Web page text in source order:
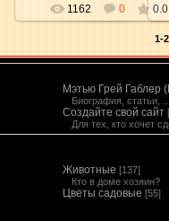
1162 0 0.0
1-
Мэтью Грей Габлер
Биография, статьи,
Создайте свой сайт
Для тех, кто хочет
Животные [137]
Кто в доме хозяин?
Цветы садовые [55]